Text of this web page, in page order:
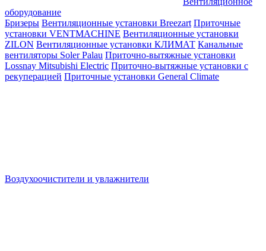
оборудование
Бризеры Вентиляционные установки Breezart Приточные
установки VENTMACHINE Вентиляционные установки
ZILON Вентиляционные установки КЛИМАТ Канальные
вентиляторы Soler Palau Приточно-вытяжные установки
Lossnay Mitsubishi Electric Приточно-вытяжные установки с
рекуперацией Приточные установки General Climate
Воздухоочистители и увлажнители